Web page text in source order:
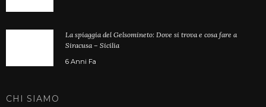
La spiaggia del Gelsomineto: Dove si trova e cosa fare a
Siracusa – Sicilia
6 Anni Fa
CHI SIAMO